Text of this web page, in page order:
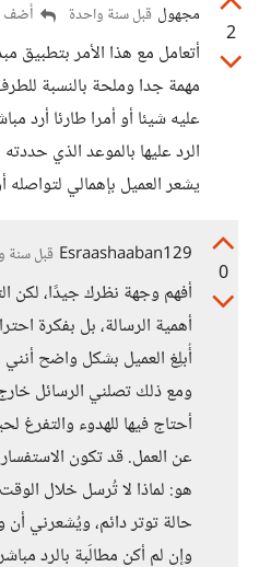
2
مجهول قبل سنة واحدة أضف
أتعامل مع هذا الأمر بتطبيق
مهمة جدا وملحة بالنسبة
عليه شيئا أو أمرا طارئا أرد
الرد عليها بالموعد الذي
يشعر العميل بإهمالي
0
Esraashaaban129 قبل سنة
أفهم وجهة نظرك جيدًا، لكن
أهمية الرسالة، بل بفكرة
أُبلِغ العميل بشكل واضح
ومع ذلك تصلني الرسائل
أحتاج فيها للهدوء والتفرغ
عن العمل. قد تكون
هو: لماذا لا تُرسل خلال
حالة توتر دائم، ويُشعرني
وإن لم أكن مطالَبة بالرد